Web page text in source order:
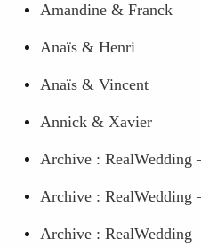
Amandine & Franck
Anaïs & Henri
Anaïs & Vincent
Annick & Xavier
Archive : RealWedding
Archive : RealWedding
Archive : RealWedding